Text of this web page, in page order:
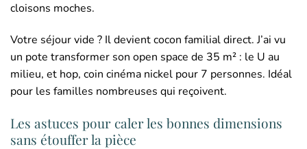
cloisons moches.
Votre séjour vide ? Il devient cocon familial direct. J’ai vu
un pote transformer son open space de 35 m² : le U au
milieu, et hop, coin cinéma nickel pour 7 personnes. Idéal
pour les familles nombreuses qui reçoivent.
Les astuces pour caler les bonnes dimensions
sans étouffer la pièce